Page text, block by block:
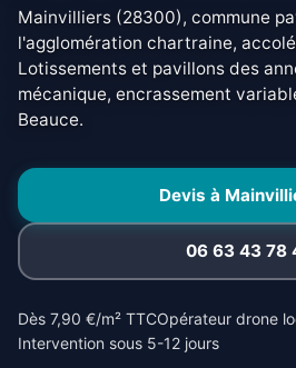
Mainvilliers (28300), commune
l'agglomération chartraine,
Lotissements et pavillons des
mécanique, encrassement
Beauce.
Devis à
06 63 43 78
Dès 7,90 €/m² TTCOpérateur drone
Intervention sous 5-12 jours